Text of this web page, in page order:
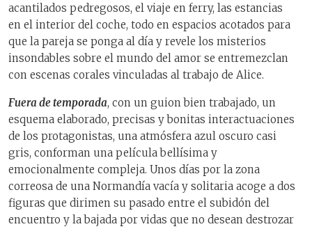
acantilados pedregosos, el viaje en ferry, las estancias
en el interior del coche, todo en espacios acotados para
que la pareja se ponga al día y revele los misterios
insondables sobre el mundo del amor se entremezclan
con escenas corales vinculadas al trabajo de Alice.
Fuera de temporada, con un guion bien trabajado, un
esquema elaborado, precisas y bonitas interactuaciones
de los protagonistas, una atmósfera azul oscuro casi
gris, conforman una película bellísima y
emocionalmente compleja. Unos días por la zona
correosa de una Normandía vacía y solitaria acoge a dos
figuras que dirimen su pasado entre el subidón del
encuentro y la bajada por vidas que no desean destrozar